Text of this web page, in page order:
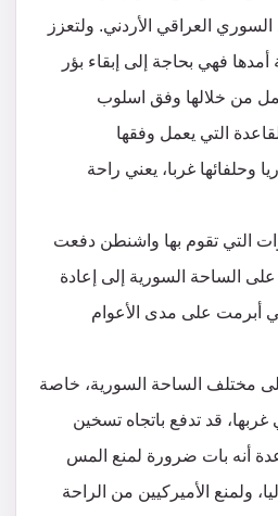
العراقي الأردني. ولتعزز
فهي بحاجة إلى إبقاء بؤر
من خلالها وفق اسلوب
التي يعمل وفقها
وحلفائها غربا، يعني راحة
التي تقوم بها واشنطن دفعت
الساحة السورية إلى إعادة
أبرمت على مدى الأعوام
مختلف الساحة السورية، خاصة
قد تدفع باتجاه تسخين
أنه بات ضرورة لمنع المس
ولمنع الأميركيين من الراحة